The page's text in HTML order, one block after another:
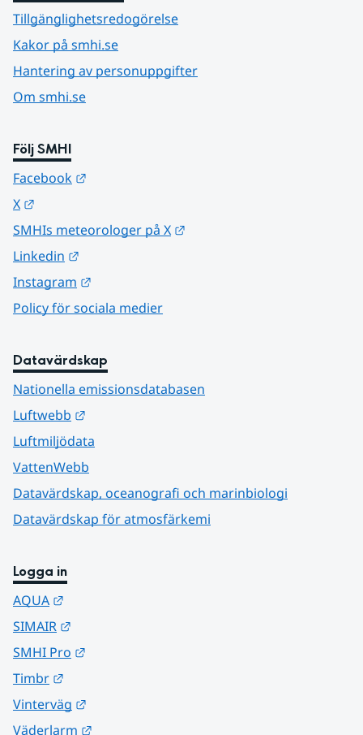
Tillgänglighetsredogörelse
Kakor på smhi.se
Hantering av personuppgifter
Om smhi.se
Följ SMHI
Facebook
X
SMHIs meteorologer på X
Linkedin
Instagram
Policy för sociala medier
Datavärdskap
Nationella emissionsdatabasen
Luftwebb
Luftmiljödata
VattenWebb
Datavärdskap, oceanografi och marinbiologi
Datavärdskap för atmosfärkemi
Logga in
AQUA
SIMAIR
SMHI Pro
Timbr
Vinterväg
Väderlarm